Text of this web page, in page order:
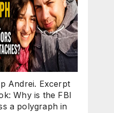
Andrei. Excerpt
Why is the FBI
a polygraph in